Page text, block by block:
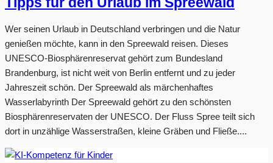
Wer seinen Urlaub in Deutschland verbringen und die Natur
genießen möchte, kann in den Spreewald reisen. Dieses
UNESCO-Biosphärenreservat gehört zum Bundesland
Brandenburg, ist nicht weit von Berlin entfernt und zu jeder
Jahreszeit schön. Der Spreewald als märchenhaftes
Wasserlabyrinth Der Spreewald gehört zu den schönsten
Biosphärenreservaten der UNESCO. Der Fluss Spree teilt sich
dort in unzählige Wasserstraßen, kleine Gräben und Fließe....